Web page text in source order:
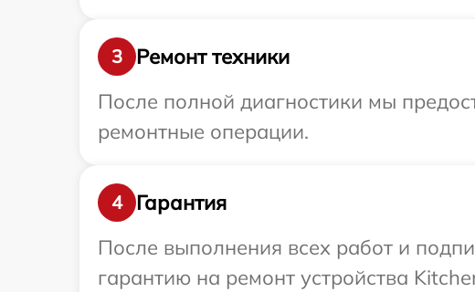
3
Ремонт техники
После полной диагностики мы
ремонтные операции.
4
Гарантия
После выполнения всех работ и
гарантию на ремонт устройства